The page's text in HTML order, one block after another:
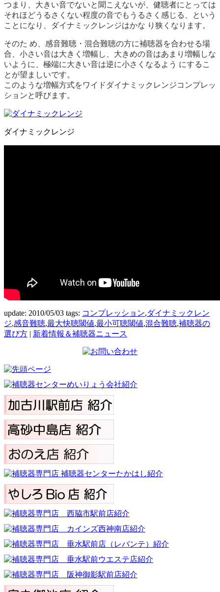
つまり、大きい音でないと聞こえないが、健聴者にとっては
それほどうるさくない程度の音でもうるさく感じる、という
ことになり、ダイナミックレンジはかな り狭くなります。
そのた め、感音難聴・混合難聴の方に補聴器を合わせる場
合、小さい音は大きく増幅し、大きめの音はあまり増幅しな
いように、極端に大きい音は逆に小さくなるよう にするこ
とが望ましいです。
このような増幅方式をワイドダイナミックレンジコンプレッ
ションと呼びます。
ダイナミックレンジ
update: 2010/05/03 tags: コンプレッション,ダイナミックレン
ジ,感音難聴,最大快聴閾値,最小可聴閾値,混合難聴,補聴器の
選び方 | 新着情報＆補聴器ニュース